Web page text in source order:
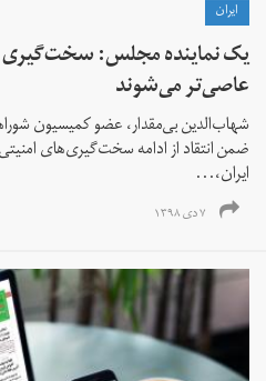
ايران
یک نماینده مجلس: سخت‌گیری‌
عاصی‌تر می‌شوند
شهاب‌الدین بی‌مقدار، عضو کمیسیون
ضمن انتقاد از ادامه سخت‌گیری‌های
ایران،...
۷ دی ۱۳۹۸